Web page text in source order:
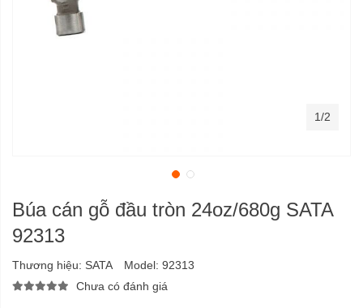
Búa cán gỗ đầu tròn 24oz/680g SATA
92313
Thương hiệu: SATA Model: 92313
Chưa có đánh giá
1/2